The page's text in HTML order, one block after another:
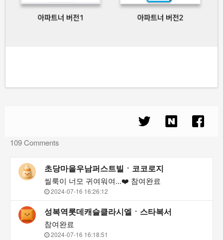
109 Comments
초당마을우남퍼스트빌ㆍ코코로지
씰룩이 너모 귀여워여...❤️ 참여완료
2024-07-16 16:26:12
성복역롯데캐슬클라시엘ㆍ스타복서
참여완료
2024-07-16 16:18:51